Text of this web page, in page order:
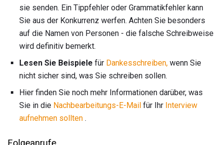
sie senden. Ein Tippfehler oder Grammatikfehler kann
Sie aus der Konkurrenz werfen. Achten Sie besonders
auf die Namen von Personen - die falsche Schreibweise
wird definitiv bemerkt.
Lesen Sie Beispiele für Dankesschreiben, wenn Sie
nicht sicher sind, was Sie schreiben sollen.
Hier finden Sie noch mehr Informationen darüber, was
Sie in die Nachbearbeitungs-E-Mail für Ihr Interview
aufnehmen sollten .